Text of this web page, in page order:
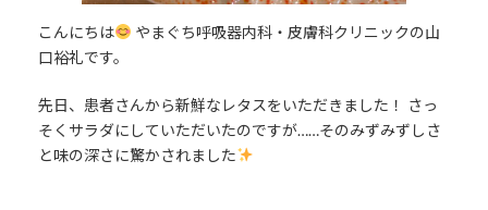
こんにちは
やまぐち呼吸器内科・皮膚科クリニックの山
口裕礼です。
先日、患者さんから新鮮なレタスをいただきました！ さっ
そくサラダにしていただいたのですが……そのみずみずしさ
と味の深さに驚かされました